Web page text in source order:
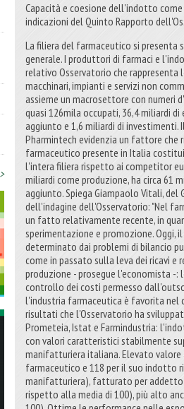
Capacità e coesione dell'indotto
indicazioni del Quinto Rapporto
La filiera del farmaceutico si presenta
generale. I produttori di farmaci e
relativo Osservatorio che rappresenta
macchinari, impianti e servizi non
assieme un macrosettore con numeri
quasi 126mila occupati, 36,4 miliardi
aggiunto e 1,6 miliardi di
Pharmintech evidenzia un fattore
farmaceutico presente in Italia
l'intera filiera rispetto ai competitor
miliardi come produzione, ha circa 61
aggiunto. Spiega Giampaolo Vitali, del
dell'indagine dell'Osservatorio: "Nel
un fatto relativamente recente, in
sperimentazione e promozione. Oggi,
determinato dai problemi di bilancio
come in passato sulla leva dei ricavi
produzione - prosegue l'economista
controllo dei costi permesso
l'industria farmaceutica è favorita nel
risultati che l'Osservatorio ha
Prometeia, Istat e Farmindustria:
con valori caratteristici stabilmente
manifatturiera italiana. Elevato
farmaceutico e 118 per il suo
manifatturiera), fatturato per addetto
rispetto alla media di 100), più alto